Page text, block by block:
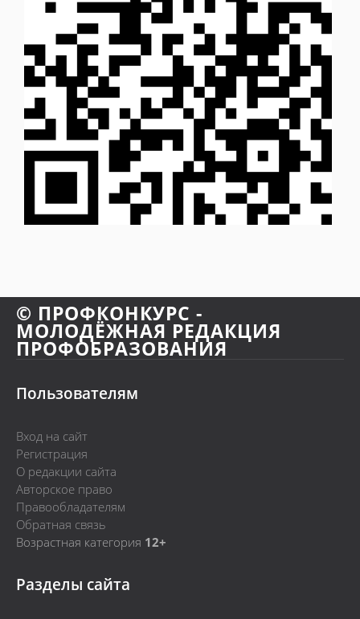
© ПРОФКОНКУРС -
МОЛОДЁЖНАЯ РЕДАКЦИЯ
ПРОФОБРАЗОВАНИЯ
Пользователям
Вход на сайт
Регистрация
О редакции сайта
Авторское право
Правообладателям
Обратная связь
Возрастная категория 12+
Разделы сайта